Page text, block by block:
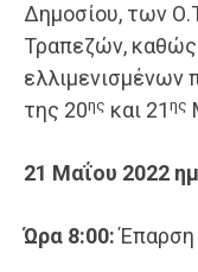
Δημοσίου, των
Τραπεζών, καθώς
ελλιμενισμένων
της 20ης και 21ης
21 Μαΐου 2022
Ώρα 8:00:Έπαρση